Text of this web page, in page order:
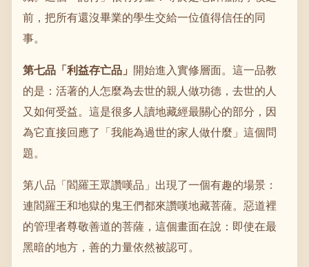
前，把所有還沒畢業的學生交給一位值得信任的同
事。
第七品「利益存亡品」
開始進入實修層面。這一品教
的是：活著的人怎麼為去世的親人做功德，去世的人
又如何受益。這是很多人讀地藏經最關心的部分，因
為它直接回應了「我能為過世的家人做什麼」這個問
題。
第八品「閻羅王眾讚嘆品」出現了一個有趣的場景：
連閻羅王和地獄的鬼王們都來讚嘆地藏菩薩。惡道裡
的管理者尊敬善道的菩薩，這個畫面在說：即使在最
黑暗的地方，善的力量依然被認可。